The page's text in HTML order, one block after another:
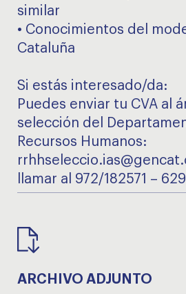
similar
• Conocimientos del
Cataluña
Si estás interesado/da:
Puedes enviar tu CVA al
selección del
Recursos Humanos:
llamar al 972/182571 –
ARCHIVO ADJUNTO